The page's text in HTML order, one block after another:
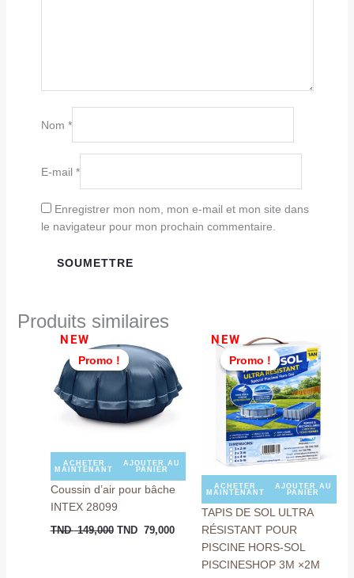
Nom *
E-mail *
Enregistrer mon nom, mon e-mail et mon site dans
le navigateur pour mon prochain commentaire.
Produits similaires
Promo !
NEW
Promo !
ACHETER
MAINTENANT
AJOUTER AU
PANIER
Coussin d’air pour bâche
INTEX 28099
TND149,000
prix
initial
était :
TND
149,000.
TND 79,000
est :
TND
79,000.
Promo !
NEW
Promo !
ACHETER
MAINTENANT
AJOUTER AU
PANIER
TAPIS DE SOL ULTRA
RÉSISTANT POUR
PISCINE HORS-SOL
PISCINESHOP 3M ×2M
Le
prix
initial
était :
TND
129,000.